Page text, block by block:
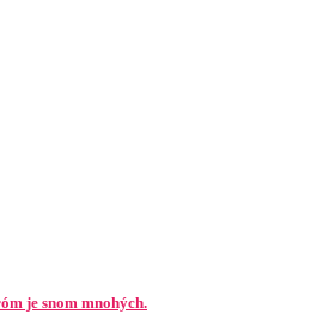
je snom mnohých.